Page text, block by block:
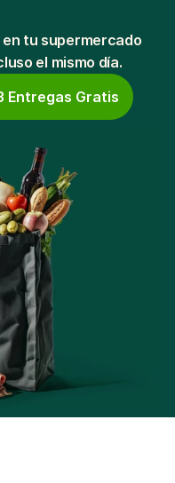
tu supermercado
el mismo día.
Entregas Gratis